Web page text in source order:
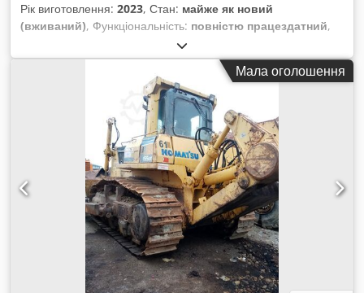
Рік виготовлення: 2023, Стан: майже як новий
(вживаний), Функціональність: повністю працездатний,
1x BKRS портальний кран Djdpfxsyx Dv Ts Aqvokr
Вантажопідйомність: 2 x 20 000 = 40 000 кг Проліт: 29 м
Виліт: 2 x 8,9 м Висота підйому над рейкою: 10 м Хід гака:
13,5 м Радіоуправління Кабельний барабан підходить для
90 м Комплектується крановою рейкою UIC60 довжиною: 2
Мала оголошення